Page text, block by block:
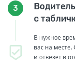
3
с
В нужное
вас на
и отвезет в